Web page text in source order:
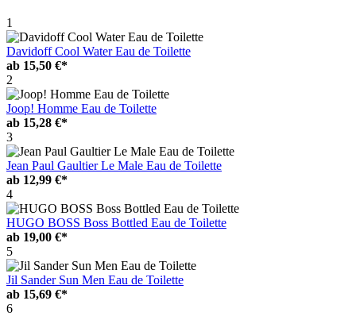
1
Davidoff Cool Water Eau de Toilette
ab 15,50 €*
2
Joop! Homme Eau de Toilette
ab 15,28 €*
3
Jean Paul Gaultier Le Male Eau de Toilette
ab 12,99 €*
4
HUGO BOSS Boss Bottled Eau de Toilette
ab 19,00 €*
5
Jil Sander Sun Men Eau de Toilette
ab 15,69 €*
6